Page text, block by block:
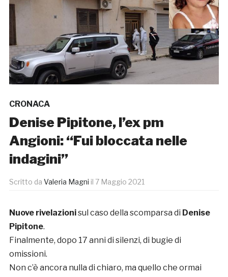
CRONACA
Denise Pipitone, l’ex pm
Angioni: “Fui bloccata nelle
indagini”
Scritto da Valeria Magni il 7 Maggio 2021
Nuove rivelazionisul caso della scomparsa di Denise
Pipitone.
Finalmente, dopo 17 anni di silenzi, di bugie di
omissioni.
Non c’è ancora nulla di chiaro, ma quello che ormai